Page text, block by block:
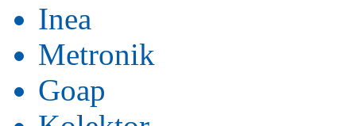
Inea
Metronik
Goap